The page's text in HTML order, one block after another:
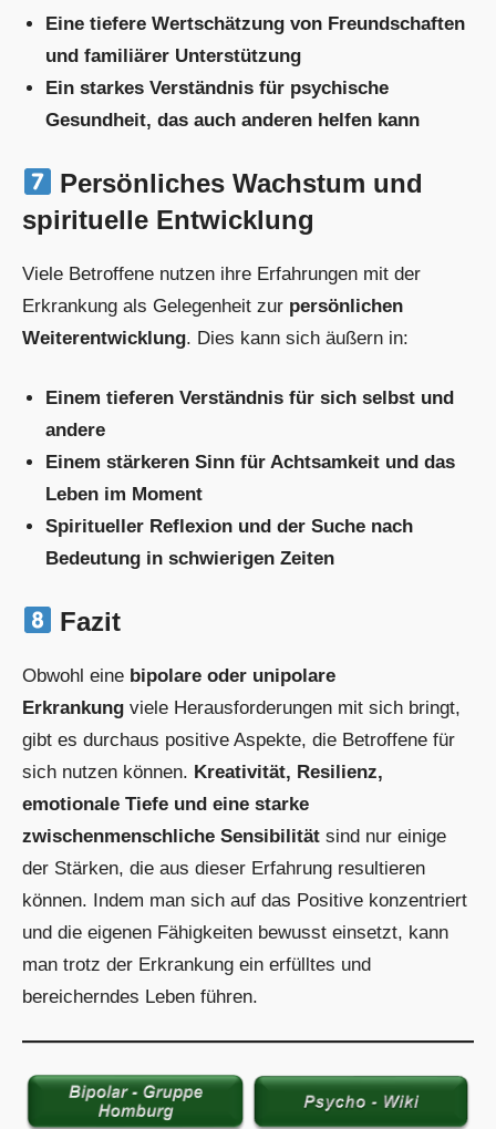
Eine tiefere Wertschätzung von Freundschaften
und familiärer Unterstützung
Ein starkes Verständnis für psychische
Gesundheit, das auch anderen helfen kann
Persönliches Wachstum und
spirituelle Entwicklung
Viele Betroffene nutzen ihre Erfahrungen mit der
Erkrankung als Gelegenheit zur persönlichen
Weiterentwicklung. Dies kann sich äußern in:
Einem tieferen Verständnis für sich selbst und
andere
Einem stärkeren Sinn für Achtsamkeit und das
Leben im Moment
Spiritueller Reflexion und der Suche nach
Bedeutung in schwierigen Zeiten
Fazit
Obwohl eine bipolare oder unipolare
Erkrankung viele Herausforderungen mit sich bringt,
gibt es durchaus positive Aspekte, die Betroffene für
sich nutzen können. Kreativität, Resilienz,
emotionale Tiefe und eine starke
zwischenmenschliche Sensibilität sind nur einige
der Stärken, die aus dieser Erfahrung resultieren
können. Indem man sich auf das Positive konzentriert
und die eigenen Fähigkeiten bewusst einsetzt, kann
man trotz der Erkrankung ein erfülltes und
bereicherndes Leben führen.